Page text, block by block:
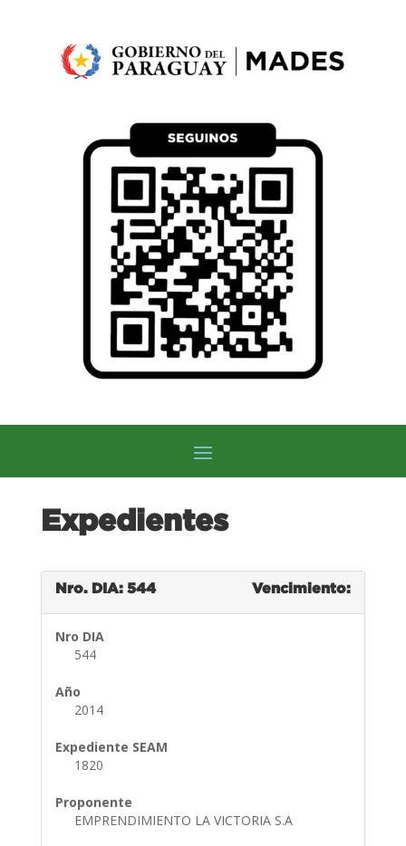
Expedientes
Nro. DIA: 544 Vencimiento:
Nro DIA
544
Año
2014
Expediente SEAM
1820
Proponente
EMPRENDIMIENTO LA VICTORIA S.A